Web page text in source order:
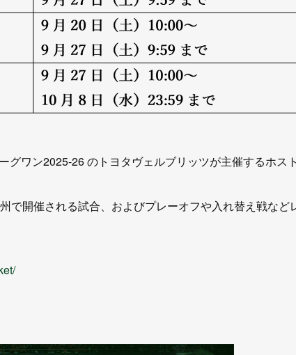
ワン2025-26 のトヨタヴェルブリッツが主催するホスト
で開催される試合、およびプレーオフや入れ替え戦など